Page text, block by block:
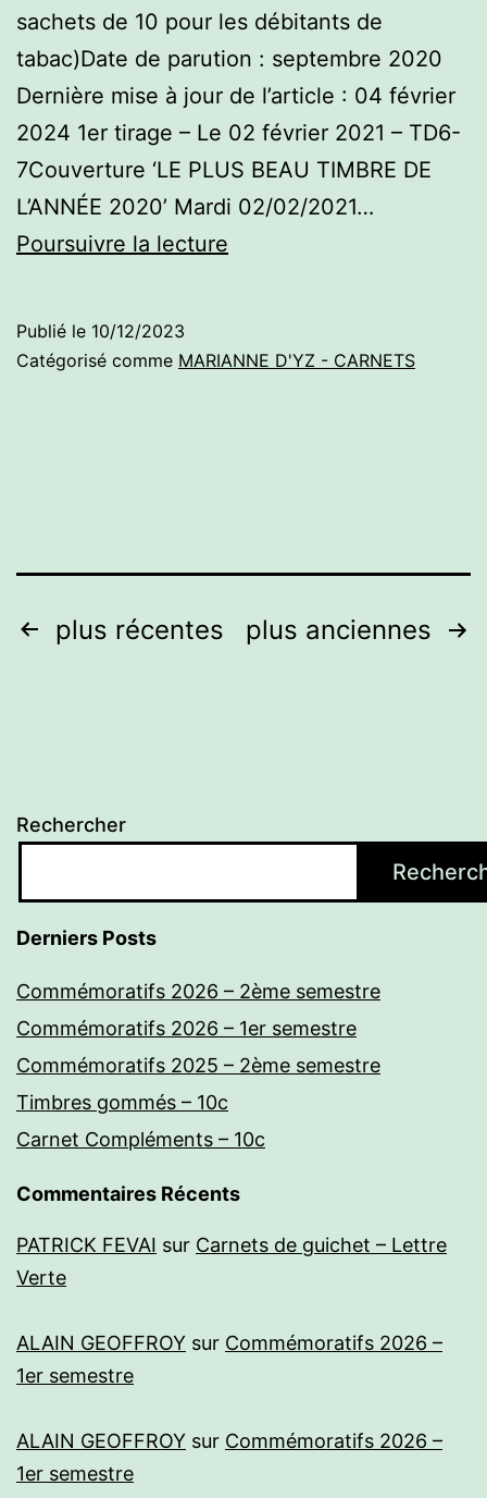
sachets de 10 pour les débitants de
tabac)Date de parution : septembre 2020
Dernière mise à jour de l’article : 04 février
2024 1er tirage – Le 02 février 2021 – TD6-
7Couverture ‘LE PLUS BEAU TIMBRE DE
L’ANNÉE 2020’ Mardi 02/02/2021…
Poursuivre la lecture
–
Publié le 10/12/2023
Catégorisé comme MARIANNE D'YZ - CARNETS
Pagination
plus récentes plus anciennes
Rechercher
Derniers Posts
Commémoratifs 2026 – 2ème semestre
Commémoratifs 2026 – 1er semestre
Commémoratifs 2025 – 2ème semestre
Timbres gommés – 10c
Carnet Compléments – 10c
Commentaires Récents
PATRICK FEVAI sur Carnets de guichet – Lettre
Verte
ALAIN GEOFFROY sur Commémoratifs 2026 –
1er semestre
ALAIN GEOFFROY sur Commémoratifs 2026 –
1er semestre